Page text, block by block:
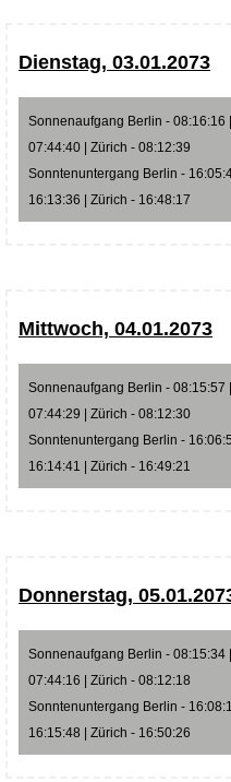
Dienstag, 03.01.2073
Sonnenaufgang Berlin - 08:16:16
07:44:40 | Zürich - 08:12:39
Sonntenuntergang Berlin -
16:13:36 | Zürich - 16:48:17
Mittwoch, 04.01.2073
Sonnenaufgang Berlin - 08:15:57
07:44:29 | Zürich - 08:12:30
Sonntenuntergang Berlin -
16:14:41 | Zürich - 16:49:21
Donnerstag,
Sonnenaufgang Berlin - 08:15:34
07:44:16 | Zürich - 08:12:18
Sonntenuntergang Berlin -
16:15:48 | Zürich - 16:50:26